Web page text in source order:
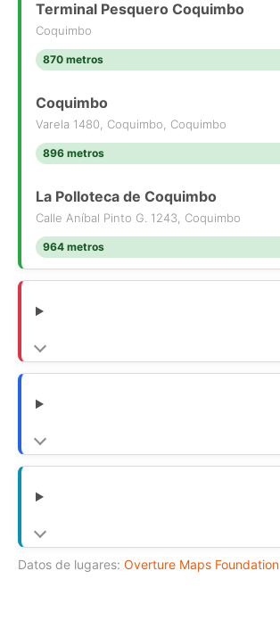
Terminal Pesquero Coquimbo
Coquimbo
870 metros
Coquimbo
Varela 1480, Coquimbo, Coquimbo
896 metros
La Polloteca de Coquimbo
Calle Aníbal Pinto G. 1243, Coquimbo
964 metros
Datos de lugares: Overture Maps Foundation